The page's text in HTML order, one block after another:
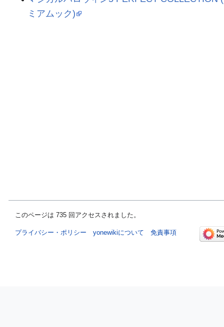
ミアムック)
このページは 735 回アクセスされました。
プライバシー・ポリシー yonewikiについて 免責事項